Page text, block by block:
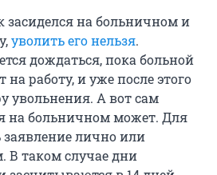
засиделся на больничном и
уволить его нельзя.
дождаться, пока больной
работу, и уже после этого
увольнения. А вот сам
на больничном может. Для
заявление лично или
таком случае дни